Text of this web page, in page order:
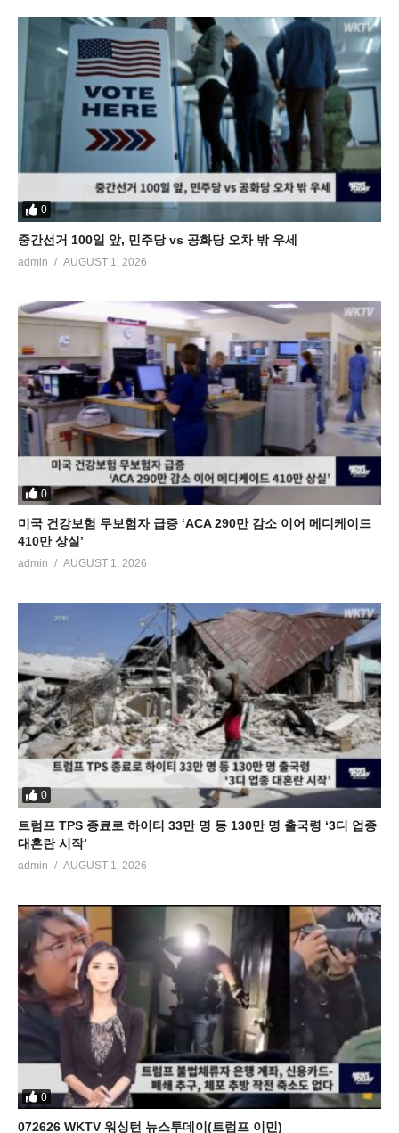
0
중간선거 100일 앞, 민주당 vs 공화당 오차 밖 우세
admin AUGUST 1, 2026
0
미국 건강보험 무보험자 급증 ‘ACA 290만 감소 이어 메디케이드
410만 상실’
admin AUGUST 1, 2026
0
트럼프 TPS 종료로 하이티 33만 명 등 130만 명 출국령 ‘3디 업종
대혼란 시작’
admin AUGUST 1, 2026
0
072626 WKTV 워싱턴 뉴스투데이(트럼프 이민)